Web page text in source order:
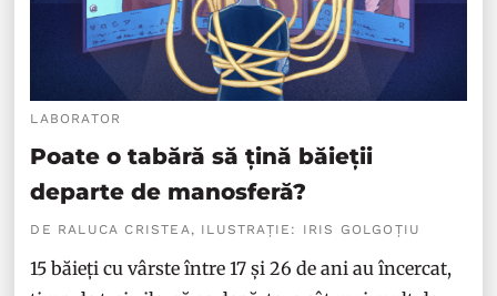
LABORATOR
Poate o tabără să țină băieții
departe de manosferă?
DE RALUCA CRISTEA, ILUSTRAȚIE: IRIS GOLGOȚIU
15 băieți cu vârste între 17 și 26 de ani au încercat,